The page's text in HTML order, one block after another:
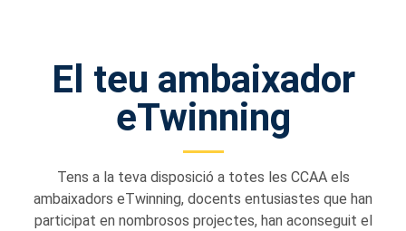
El teu ambaixador
eTwinning
Tens a la teva disposició a totes les CCAA els
ambaixadors eTwinning, docents entusiastes que han
participat en nombrosos projectes, han aconseguit el